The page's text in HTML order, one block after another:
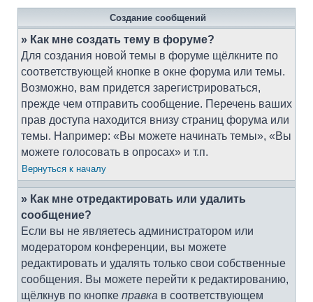
Создание сообщений
» Как мне создать тему в форуме?
Для создания новой темы в форуме щёлкните по
соответствующей кнопке в окне форума или темы.
Возможно, вам придется зарегистрироваться,
прежде чем отправить сообщение. Перечень ваших
прав доступа находится внизу страниц форума или
темы. Например: «Вы можете начинать темы», «Вы
можете голосовать в опросах» и т.п.
Вернуться к началу
» Как мне отредактировать или удалить
сообщение?
Если вы не являетесь администратором или
модератором конференции, вы можете
редактировать и удалять только свои собственные
сообщения. Вы можете перейти к редактированию,
щёлкнув по кнопке правка в соответствующем